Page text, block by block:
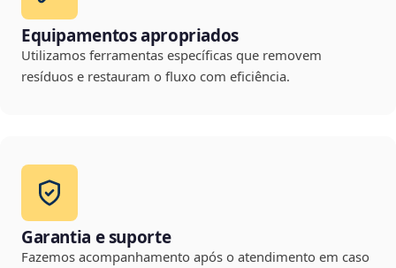
Equipamentos apropriados
Utilizamos ferramentas específicas que removem
resíduos e restauram o fluxo com eficiência.
Garantia e suporte
Fazemos acompanhamento após o atendimento em caso